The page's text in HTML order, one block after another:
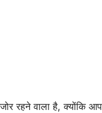
रहने वाला है, क्योंकि